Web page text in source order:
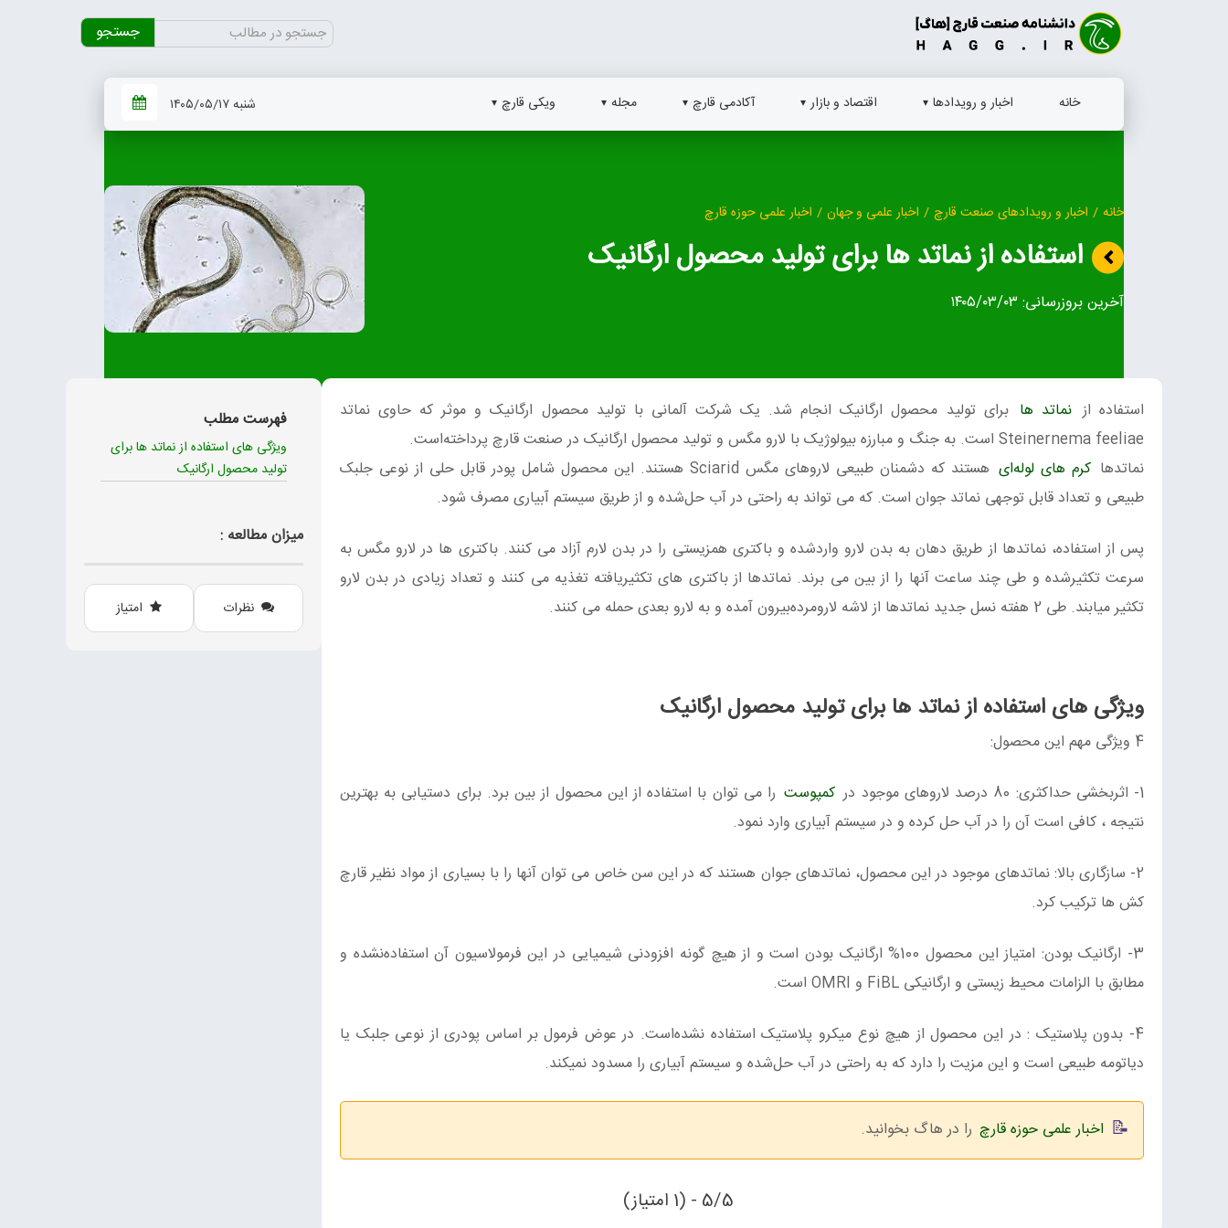
جستجو
برای:
خانه اخبار و رویدادها اقتصاد و بازار آکادمی قارچ مجله ویکی قارچ شنبه ۱۴۰۵/۰۵/۱۷
خانه / اخبار و رویدادهای صنعت قارچ / اخبار علمی و جهان / اخبار علمی حوزه قارچ
استفاده از نماتد ها برای تولید محصول ارگانیک
آخرین بروزرسانی: ۱۴۰۵/۰۳/۰۳
استفاده از نماتد ها برای تولید محصول ارگانیک انجام شد. یک شرکت آلمانی با تولید محصول ارگانیک و موثر که حاوی نماتد
Steinernema feeliae است. به جنگ و مبارزه بیولوژیک با لارو مگس و تولید محصول ارگانیک در صنعت قارچ پرداخته‌است.
نماتدها کرم های لوله‌ای
هستند که دشمنان طبیعی لاروهای مگس Sciarid هستند. این محصول شامل پودر قابل حلی از نوعی جلبک
طبیعی و تعداد قابل توجهی نماتد جوان است. که می تواند به راحتی در آب حل‌شده و از طریق سیستم آبیاری مصرف شود.
پس از استفاده، نماتدها از طریق دهان به بدن لارو واردشده و باکتری همزیستی را در بدن لارم آزاد می کنند. باکتری ها در لارو مگس به
سرعت تکثیرشده و طی چند ساعت آنها را از بین می برند. نماتدها از باکتری های تکثیریافته تغذیه می کنند و تعداد زیادی در بدن لارو
تکثیر میابند. طی 2 هفته نسل جدید نماتدها از لاشه لارومرده‌بیرون آمده و به لارو بعدی حمله می کنند.
ویژگی های استفاده از نماتد ها برای تولید محصول ارگانیک
4 ویژگی مهم این محصول:
1- اثربخشی حداکثری: 80 درصد لاروهای موجود در کمپوست را می توان با استفاده از این محصول از بین برد. برای دستیابی به بهترین
نتیجه ، کافی است آن را در آب حل کرده و در سیستم آبیاری وارد نمود.
2- سازگاری بالا: نماتدهای موجود در این محصول، نماتدهای جوان هستند که در این سن خاص می توان آنها را با بسیاری از مواد نظیر قارچ
کش ها ترکیب کرد.
3- ارگانیک بودن: امتیاز این محصول 100% ارگانیک بودن است و از هیچ گونه افزودنی شیمیایی در این فرمولاسیون آن استفاده‌نشده و
مطابق با الزامات محیط زیستی و ارگانیکی FiBL و OMRI است.
4- بدون پلاستیک : در این محصول از هیچ نوع میکرو پلاستیک استفاده نشده‌است. در عوض فرمول بر اساس پودری از نوعی جلبک یا
دیاتومه طبیعی است و این مزیت را دارد که به راحتی در آب حل‌شده و سیستم آبیاری را مسدود نمیکند.
اخبار علمی حوزه قارچ را در هاگ بخوانید.
5/5 - (1 امتیاز)
فهرست مطلب
ویژگی های استفاده از نماتد ها برای
تولید محصول ارگانیک
میزان مطالعه :
نظرات امتیاز